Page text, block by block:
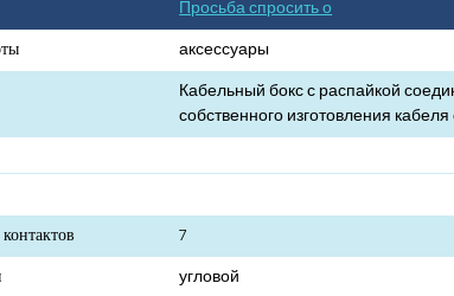
Просьба спросить о
аксессуары
Кабельный бокс с распайкой
собственного изготовления кабеля
7
угловой